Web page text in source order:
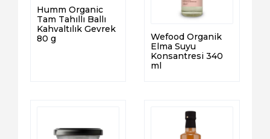
Humm Organic
Tam Tahıllı Ballı
Kahvaltılık Gevrek
80 g
Wefood Organik
Elma Suyu
Konsantresi 340
ml